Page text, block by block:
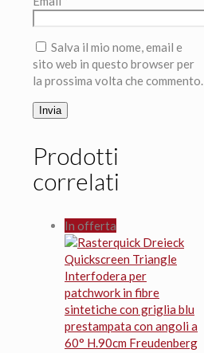
Salva il mio nome, email e
sito web in questo browser per
la prossima volta che commento.
Prodotti
correlati
In offerta